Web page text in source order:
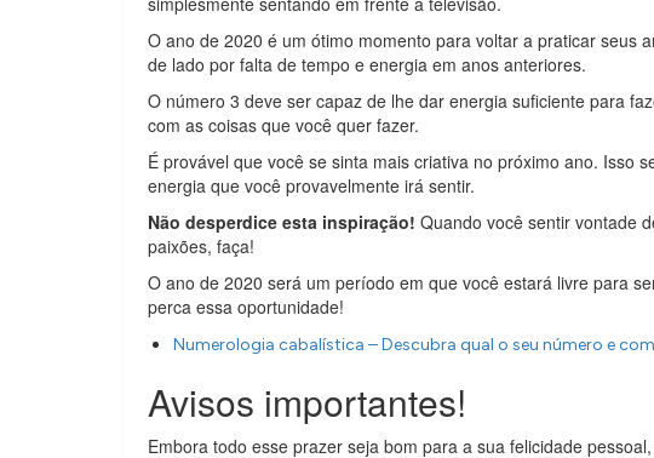
O ano de 2020 é um ótimo momento para voltar a praticar seus
de lado por falta de tempo e energia em anos anteriores.
O número 3 deve ser capaz de lhe dar energia suficiente para
com as coisas que você quer fazer.
É provável que você se sinta mais criativa no próximo ano. Isso
energia que você provavelmente irá sentir.
Não desperdice esta inspiração! Quando você sentir vontade
paixões, faça!
O ano de 2020 será um período em que você estará livre para
perca essa oportunidade!
Numerologia cabalística – Descubra qual o seu número e
Avisos importantes!
Embora todo esse prazer seja bom para a sua felicidade